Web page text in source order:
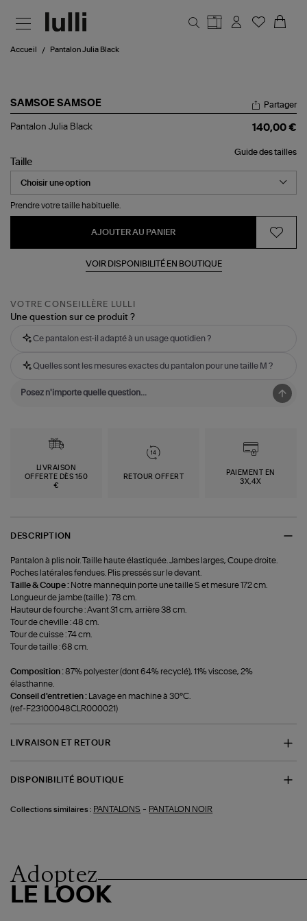
Accueil Pantalon Julia Black
SAMSOE SAMSOE
Pantalon
Partager
Pantalon Julia Black 140,00 €
Guide des tailles
Taille
Prendre votre taille habituelle.
AJOUTER AU PANIER
VOIR DISPONIBILITÉ EN BOUTIQUE
VOTRE CONSEILLÈRE LULLI
Une question sur ce produit ?
Ce pantalon est-il adapté à un usage quotidien ?
Quelles sont les mesures exactes du pantalon pour une taille M ?
LIVRAISON
OFFERTE DÈS 150
€
RETOUR OFFERT
PAIEMENT EN
3X,4X
DESCRIPTION
Pantalon à plis noir. Taille haute élastiquée. Jambes larges, Coupe droite.
Poches latérales fendues. Plis pressés sur le devant.
Taille & Coupe : Notre mannequin porte une taille S et mesure 172 cm.
Longueur de jambe (taille ) : 78 cm.
Hauteur de fourche : Avant 31 cm, arrière 38 cm.
Tour de cheville : 48 cm.
Tour de cuisse : 74 cm.
Tour de taille : 68 cm.
Composition :87% polyester (dont 64% recyclé), 11% viscose, 2%
élasthanne.
Conseil d'entretien : Lavage en machine à 30°C.
(ref-F23100048CLR000021)
LIVRAISON ET RETOUR
DISPONIBILITÉ BOUTIQUE
Collections similaires : PANTALONS - PANTALON NOIR
Adoptez
LE LOOK